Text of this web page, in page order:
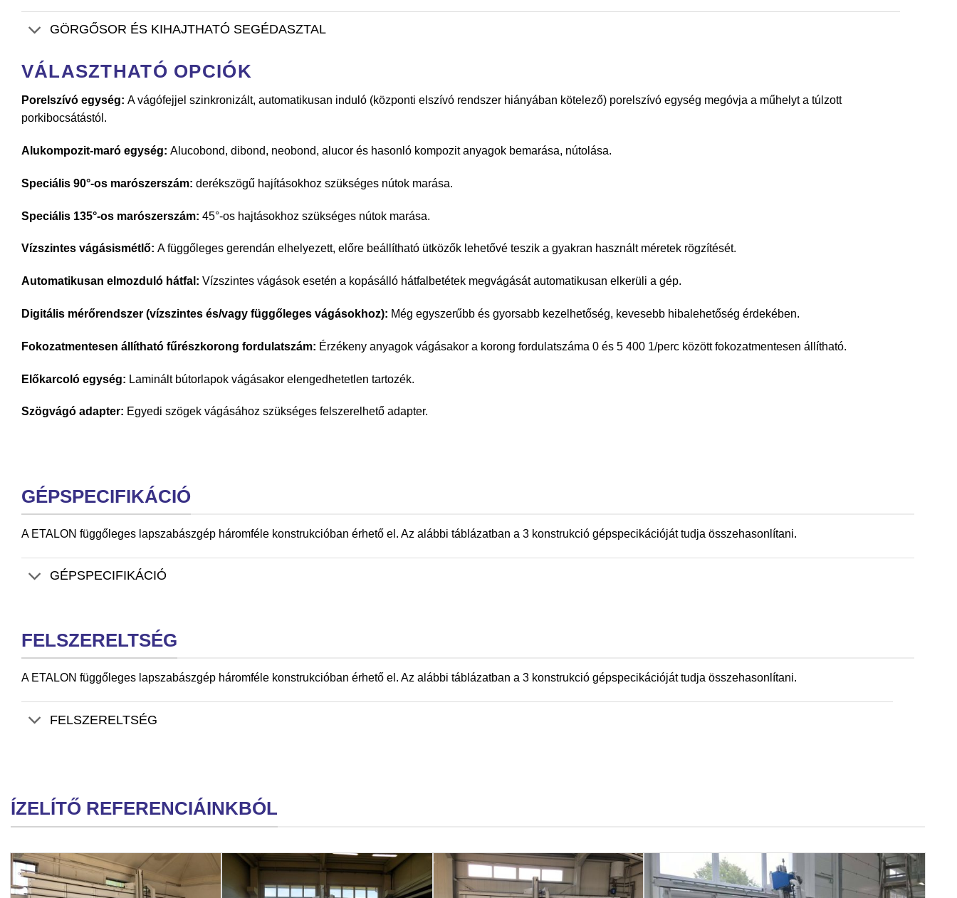
GÖRGŐSOR ÉS KIHAJTHATÓ SEGÉDASZTAL
VÁLASZTHATÓ OPCIÓK
Porelszívó egység: A vágófejjel szinkronizált, automatikusan induló (központi elszívó rendszer hiányában kötelező) porelszívó egység megóvja a műhelyt a túlzott
porkibocsátástól.
Alukompozit-maró egység: Alucobond, dibond, neobond, alucor és hasonló kompozit anyagok bemarása, nútolása.
Speciális 90°-os marószerszám: derékszögű hajításokhoz szükséges nútok marása.
Speciális 135°-os marószerszám: 45°-os hajtásokhoz szükséges nútok marása.
Vízszintes vágásismétlő: A függőleges gerendán elhelyezett, előre beállítható ütközők lehetővé teszik a gyakran használt méretek rögzítését.
Automatikusan elmozduló hátfal: Vízszintes vágások esetén a kopásálló hátfalbetétek megvágását automatikusan elkerüli a gép.
Digitális mérőrendszer (vízszintes és/vagy függőleges vágásokhoz): Még egyszerűbb és gyorsabb kezelhetőség, kevesebb hibalehetőség érdekében.
Fokozatmentesen állítható fűrészkorong fordulatszám: Érzékeny anyagok vágásakor a korong fordulatszáma 0 és 5 400 1/perc között fokozatmentesen állítható.
Előkarcoló egység: Laminált bútorlapok vágásakor elengedhetetlen tartozék.
Szögvágó adapter: Egyedi szögek vágásához szükséges felszerelhető adapter.
GÉPSPECIFIKÁCIÓ
A ETALON függőleges lapszabászgép háromféle konstrukcióban érhető el. Az alábbi táblázatban a 3 konstrukció gépspecikációját tudja összehasonlítani.
GÉPSPECIFIKÁCIÓ
FELSZERELTSÉG
A ETALON függőleges lapszabászgép háromféle konstrukcióban érhető el. Az alábbi táblázatban a 3 konstrukció gépspecikációját tudja összehasonlítani.
FELSZERELTSÉG
ÍZELÍTŐ REFERENCIÁINKBÓL